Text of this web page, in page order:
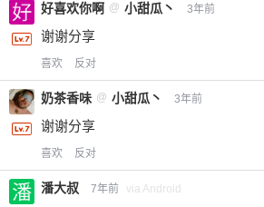
好喜欢你啊 @ 小甜瓜丶 3年前
谢谢分享
喜欢 反对
奶茶香味 @ 小甜瓜丶 3年前
谢谢分享
喜欢 反对
潘大叔 7年前 via Android